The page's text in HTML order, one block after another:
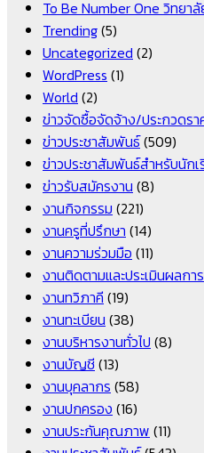
To Be Number One วิทยา
Trending(5)
Uncategorized (2)
WordPress (1)
World (2)
ข่าวจัดซื้อจัดจ้าง/ประกวดรา
ข่าวประชาสัมพันธ์(509)
ข่าวประชาสัมพันธ์สำหรับนัก
ข่าวรับสมัครงาน (8)
งานกิจกรรม (221)
งานครูที่ปรึกษา (14)
งานความร่วมมือ (11)
งานติดตามและประเมินผลกา
งานทวิภาคี (19)
งานทะเบียน (38)
งานบริหารงานทั่วไป (8)
งานบัญชี(13)
งานบุคลากร (58)
งานปกครอง (16)
งานประกันคุณภาพ (11)